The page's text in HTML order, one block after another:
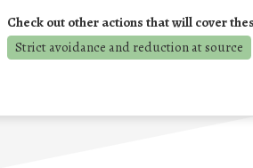
Check out other actions that will cover
Strict avoidance and reduction at source